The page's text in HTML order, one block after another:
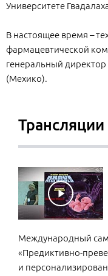
Университете
В настоящее время –
фармацевтической
генеральный
(Мехико).
Трансляции
Международный
«Предиктивно-
и